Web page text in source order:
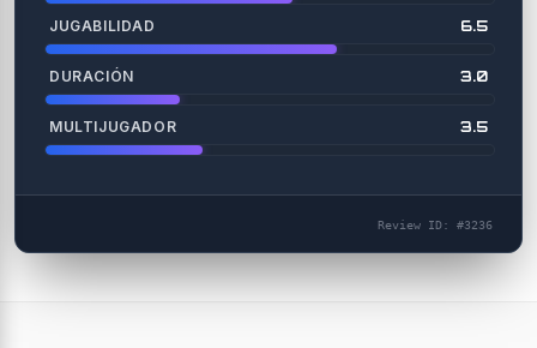
JUGABILIDAD 6.5
DURACIÓN 3.0
MULTIJUGADOR 3.5
Review ID: #3236